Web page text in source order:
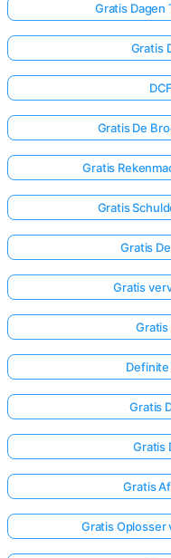
Gratis Dagen
Gratis
Gratis De
Gratis
Gratis
Gratis
Gratis
Gratis
Gratis
Gratis
Gratis
Gratis Oplosser